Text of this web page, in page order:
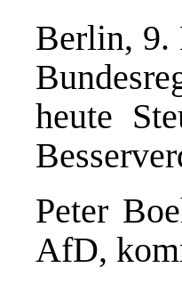
Berlin, 9.
heute
Peter
AfD,